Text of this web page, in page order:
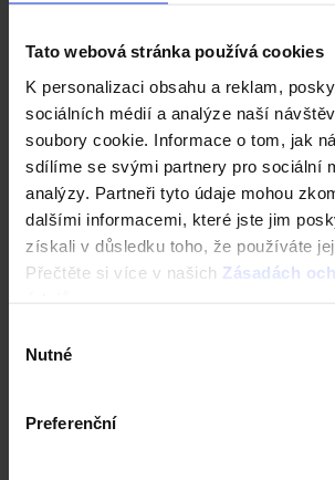
Tato webová stránka používá cookies
K personalizaci obsahu a reklam,
sociálních médií a analýze naší
soubory cookie. Informace o tom, jak
sdílíme se svými partnery pro sociální
analýzy. Partneři tyto údaje mohou
dalšími informacemi, které jste jim
získali v důsledku toho, že používáte
Přečtěte si více v našich Zásadách
souhlasu
Nutné
Preferenční
CAD Detaily střecha